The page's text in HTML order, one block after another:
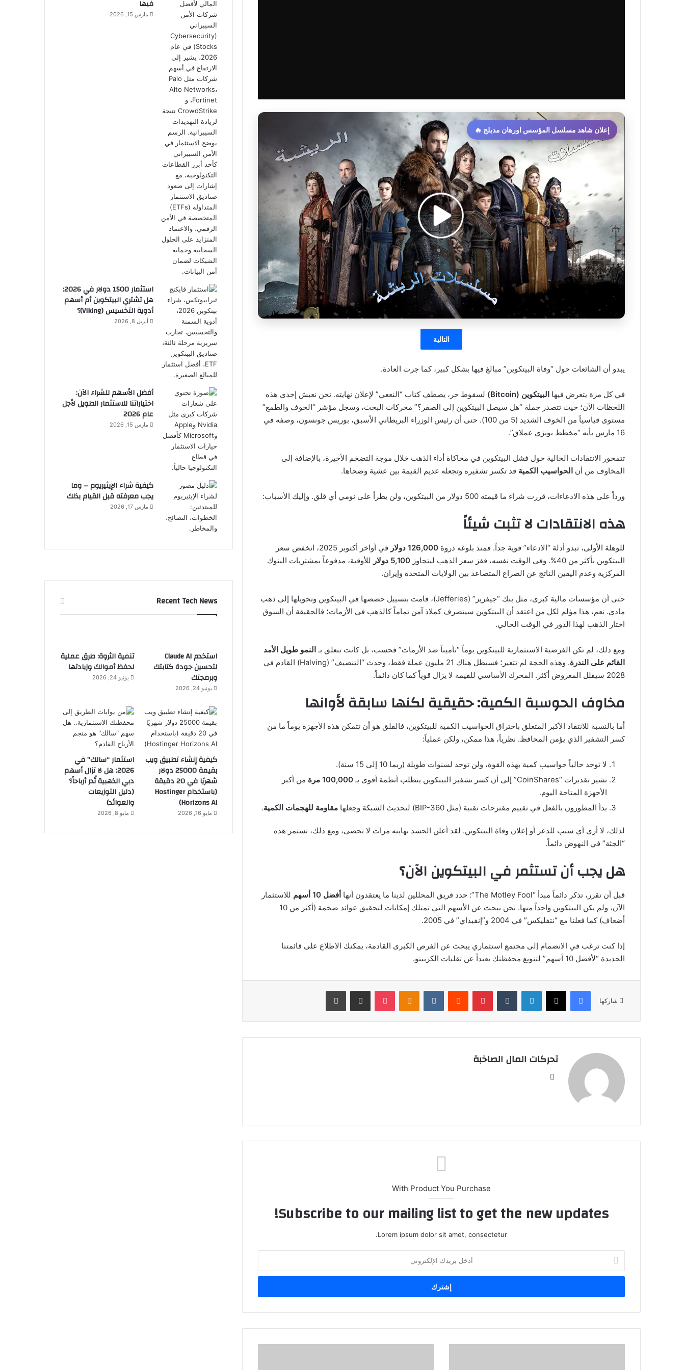
إعلان شاهد مسلسل المؤسس اورهان مدبلج 🔥
التالية
يبدو أن الشائعات حول “وفاة البيتكوين” مبالغ فيها بشكل كبير، كما جرت العادة.
في كل مرة يتعرض فيها البيتكوين (Bitcoin)
لسقوط حر، يصطف كتاب “النععي” لإعلان نهايته. نحن نعيش إحدى هذه
اللحظات الآن؛ حيث تتصدر جملة “هل سيصل البيتكوين إلى الصفر؟” محركات البحث، وسجل مؤشر “الخوف والطمع”
مستوى قياسياً من الخوف الشديد (5 من 100). حتى أن رئيس الوزراء البريطاني الأسبق، بوريس جونسون، وصفه في
16 مارس بأنه “مخطط بونزي عملاق”.
تتمحور الانتقادات الحالية حول فشل البيتكوين في محاكاة أداء الذهب خلال موجة التضخم الأخيرة، بالإضافة إلى
المخاوف من أن الحواسيب الكمية قد تكسر تشفيره وتجعله عديم القيمة بين عشية وضحاها.
ورداً على هذه الادعاءات، قررت شراء ما قيمته 500 دولار من البيتكوين، ولن يطرأ على نومي أي قلق. وإليك الأسباب:
هذه الانتقادات لا تثبت شيئاً
للوهلة الأولى، تبدو أدلة “الادعاء” قوية جداً. فمنذ بلوغه ذروة 126,000 دولار
في أواخر أكتوبر 2025، انخفض سعر
البيتكوين بأكثر من 40%. وفي الوقت نفسه، قفز سعر الذهب ليتجاوز
5,100 دولار
للأوقية، مدفوعاً بمشتريات البنوك
المركزية وعدم اليقين الناتج عن الصراع المتصاعد بين الولايات المتحدة وإيران.
حتى أن مؤسسات مالية كبرى، مثل بنك “جيفريز” (Jefferies)، قامت بتسييل حصصها في البيتكوين وتحويلها إلى ذهب
مادي. نعم، هذا مؤلم لكل من اعتقد أن البيتكوين سيتصرف كملاذ آمن تماماً كالذهب في الأزمات؛ فالحقيقة أن السوق
اختار الذهب لهذا الدور في الوقت الحالي.
ومع ذلك، لم تكن الفرضية الاستثمارية للبيتكوين يوماً “تأميناً ضد الأزمات” فحسب، بل كانت تتعلق بـالنمو طويل الأمد
القائم على الندرة
. وهذه الحجة لم تتغير؛ فسيظل هناك 21 مليون عملة فقط، وحدث “التنصيف” (Halving) القادم في
2028 سيقلل المعروض أكثر. المحرك الأساسي للقيمة لا يزال قوياً كما كان دائماً.
مخاوف الحوسبة الكمية: حقيقية لكنها سابقة لأوانها
أما بالنسبة للانتقاد الأكبر المتعلق باختراق الحواسيب الكمية للبيتكوين، فالقلق هو أن تتمكن هذه الأجهزة يوماً ما من
كسر التشفير الذي يؤمن المحافظ. نظرياً، هذا ممكن، ولكن عملياً:
لا توجد حالياً حواسيب كمية بهذه القوة، ولن توجد لسنوات طويلة (ربما 10 إلى 15 سنة).
تشير تقديرات “CoinShares” إلى أن كسر تشفير البيتكوين يتطلب أنظمة أقوى بـ
100,000 مرة
من أكبر
الأجهزة المتاحة اليوم.
بدأ المطورون بالفعل في تقييم مقترحات تقنية (مثل BIP-360) لتحديث الشبكة وجعلها
مقاومة للهجمات الكمية.
لذلك، لا أرى أي سبب للذعر أو إعلان وفاة البيتكوين. لقد أعلن الحشد نهايته مرات لا تحصى، ومع ذلك، تستمر هذه
“الجثة” في النهوض دائماً.
هل يجب أن تستثمر في البيتكوين الآن؟
قبل أن تقرر، تذكر دائماً مبدأ “The Motley Fool”: حدد فريق المحللين لدينا ما يعتقدون أنها أفضل 10 أسهم
للاستثمار
الآن، ولم يكن البيتكوين واحداً منها. نحن نبحث عن الأسهم التي تمتلك إمكانات لتحقيق عوائد ضخمة (أكثر من 10
أضعاف) كما فعلنا مع “نتفليكس” في 2004 و”إنفيداي” في 2005.
إذا كنت ترغب في الانضمام إلى مجتمع استثماري يبحث عن الفرص الكبرى القادمة، يمكنك الاطلاع على قائمتنا
الجديدة “لأفضل 10 أسهم” لتنويع محفظتك بعيداً عن تقلبات الكريبتو.
شاركها
فيسبوك ‫X لينكدإن بينتيريست Odnoklassniki
‫Pocket مشاركة عبر البريد طباعة
تحركات المال الصاخبة
With Product You Purchase
Subscribe to our mailing list to get the new updates!
Lorem ipsum dolor sit amet, consectetur.
بريدك
الإلكتروني
فيها
مارس 15, 2026
استثمار 1500 دولار في 2026:
هل تشتري البيتكوين أم أسهم
أدوية التخسيس (Viking)؟
أبريل 8, 2026
أفضل الأسهم للشراء الآن:
اختياراتنا للاستثمار الطويل لأجل
عام 2026
مارس 15, 2026
كيفية شراء الإيثيريوم – وما
يجب معرفته قبل القيام بذلك
مارس 17, 2026
Recent Tech News
استخدم Claude AI
لتحسين جودة كتابتك
وبرمجتك
يونيو 24, 2026
تنمية الثروة: طرق عملية
لحفظ أموالك وزيادتها
يونيو 24, 2026
كيفية إنشاء تطبيق ويب
بقيمة 25000 دولار
شهريًا في 20 دقيقة
(باستخدام Hostinger
Horizons AI)
مايو 16, 2026
استثمار “سالك” في
2026: هل لا تزال أسهم
دبي الذهبية تُدر أرباحاً؟
(دليل التوزيعات
والعوائد)
مايو 8, 2026